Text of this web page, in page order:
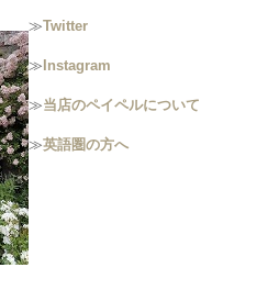
≫Twitter
≫ Instagram
≫当店のペイペルについて
≫英語圏の方へ